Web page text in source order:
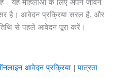
है। यह महिलाओं के लिए अपने जीवन
है। आवेदन प्रक्रिया सरल है, और
से पहले आवेदन पूरा करें।
आवेदन प्रक्रिया |पात्रता